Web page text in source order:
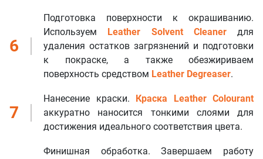
6
Подготовка поверхности к окрашиванию.
Используем
Leather Solvent Cleanerдля
удаления остатков загрязнений и подготовки
к покраске, а также обезжириваем
поверхность средством Leather Degreaser.
7
Нанесение краски.
Краска Leather Colourant
аккуратно наносится тонкими слоями для
достижения идеального соответствия цвета.
Финишная обработка. Завершаем работу